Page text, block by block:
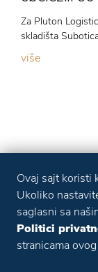
Za Pluton
skladišta
više
Ovaj sajt koristi
Ukoliko
saglasni sa
Politici
stranicama